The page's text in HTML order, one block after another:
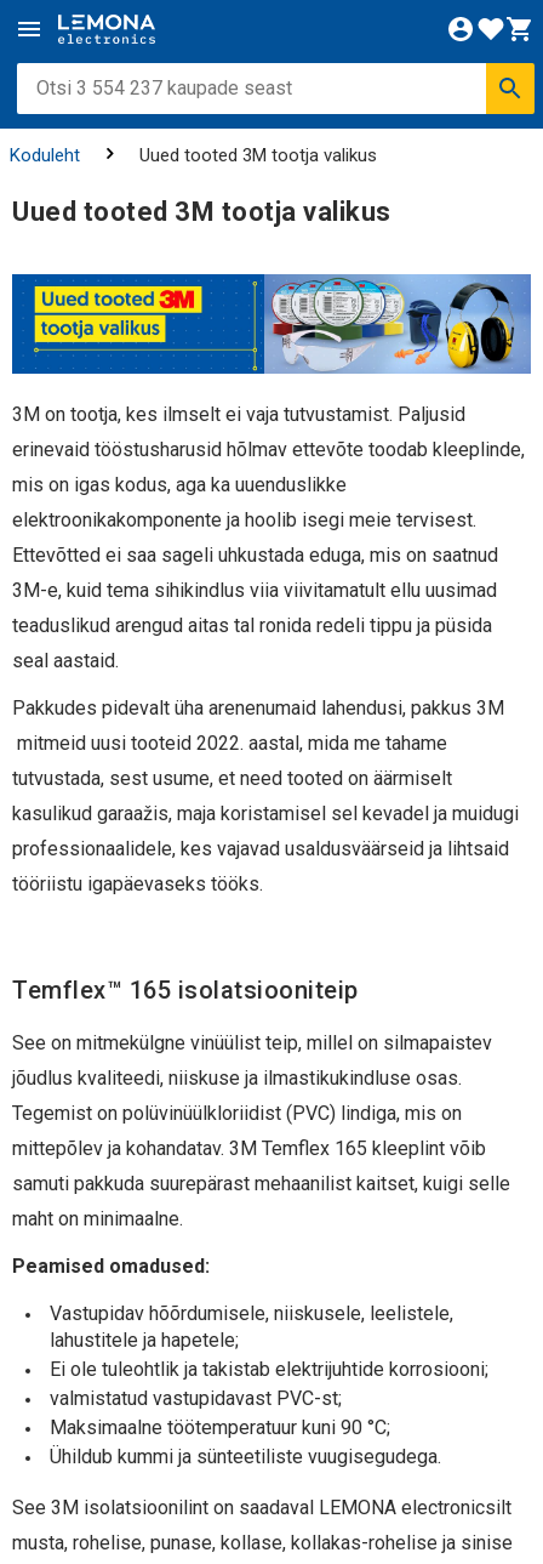
Koduleht Uued tooted 3M tootja valikus
Uued tooted 3M tootja valikus
3M on tootja, kes ilmselt ei vaja tutvustamist. Paljusid
erinevaid tööstusharusid hõlmav ettevõte toodab kleeplinde,
mis on igas kodus, aga ka uuenduslikke
elektroonikakomponente ja hoolib isegi meie tervisest.
Ettevõtted ei saa sageli uhkustada eduga, mis on saatnud
3M-e, kuid tema sihikindlus viia viivitamatult ellu uusimad
teaduslikud arengud aitas tal ronida redeli tippu ja püsida
seal aastaid.
Pakkudes pidevalt üha arenenumaid lahendusi, pakkus 3M
mitmeid uusi tooteid 2022. aastal, mida me tahame
tutvustada, sest usume, et need tooted on äärmiselt
kasulikud garaažis, maja koristamisel sel kevadel ja muidugi
professionaalidele, kes vajavad usaldusväärseid ja lihtsaid
tööriistu igapäevaseks tööks.
Temflex™ 165 isolatsiooniteip
See on mitmekülgne vinüülist teip, millel on silmapaistev
jõudlus kvaliteedi, niiskuse ja ilmastikukindluse osas.
Tegemist on polüvinüülkloriidist (PVC) lindiga, mis on
mittepõlev ja kohandatav. 3M Temflex 165 kleeplint võib
samuti pakkuda suurepärast mehaanilist kaitset, kuigi selle
maht on minimaalne.
Peamised omadused:
Vastupidav hõõrdumisele, niiskusele, leelistele,
lahustitele ja hapetele;
Ei ole tuleohtlik ja takistab elektrijuhtide korrosiooni;
valmistatud vastupidavast PVC-st;
Maksimaalne töötemperatuur kuni 90 °C;
Ühildub kummi ja sünteetiliste vuugisegudega.
See 3M isolatsioonilint on saadaval LEMONA electronicsilt
musta, rohelise, punase, kollase, kollakas-rohelise ja sinise